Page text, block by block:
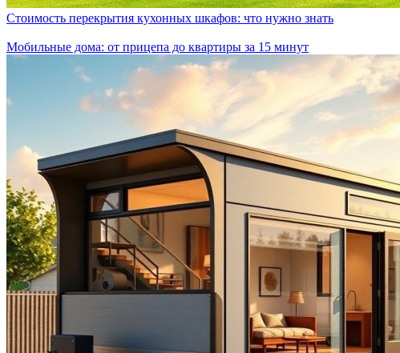
Стоимость перекрытия кухонных шкафов: что нужно знать
Мобильные дома: от прицепа до квартиры за 15 минут